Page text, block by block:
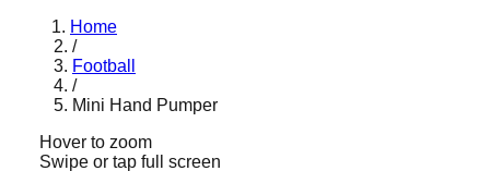
Home
/
Football
/
Mini Hand Pumper
Hover to zoom
Swipe or tap full screen